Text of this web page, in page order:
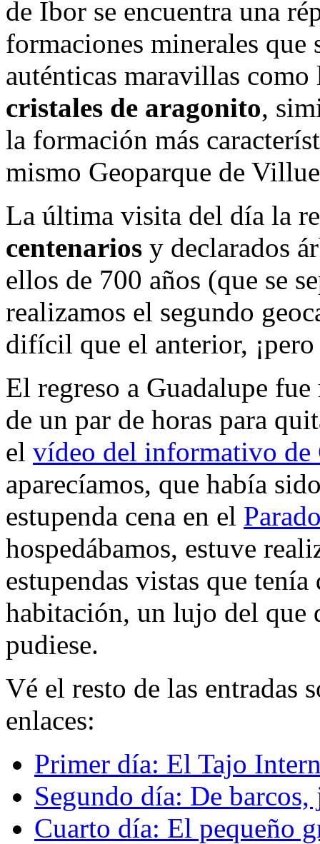
de Ibor se encuentra una
formaciones minerales que
auténticas maravillas
cristales de aragonito,
la formación más
mismo Geoparque de
La última visita del día la
centenarios y declarados
ellos de 700 años (que se
realizamos el segundo
difícil que el anterior,
El regreso a Guadalupe
de un par de horas para
el vídeo del informativo de
aparecíamos, que había
estupenda cena en el
hospedábamos, estuve
estupendas vistas que
habitación, un lujo del que
pudiese.
Vé el resto de las entradas
enlaces:
Primer día: El Tajo
Segundo día: De
Cuarto día: El pequeño